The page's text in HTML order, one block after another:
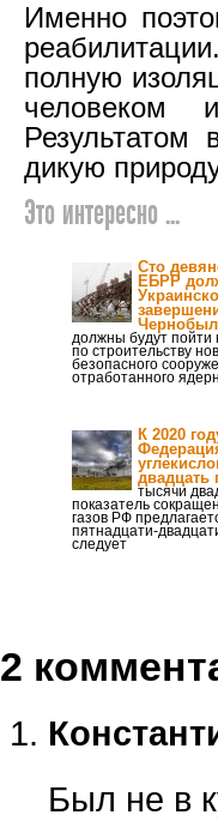
Именно
полную
человеком
Результатом
дикую
Это интересно ...
Сто
ЕБРР
должны будут пойти
по строительству
безопасного
отработанного
К 2020
двадцать
тысячи
показатель
газов РФ
пятнадцати-
следует
2
Был не в